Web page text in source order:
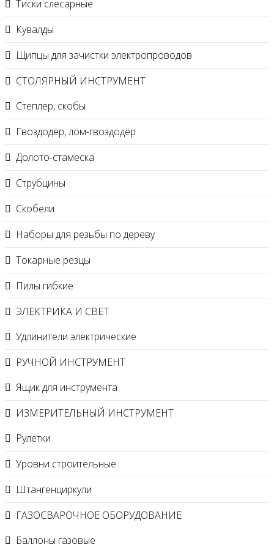
Тиски слесарные
Кувалды
Щипцы для зачистки электропроводов
СТОЛЯРНЫЙ ИНСТРУМЕНТ
Степлер, скобы
Гвоздодёр, лом-гвоздодёр
Долото-стамеска
Струбцины
Скобели
Наборы для резьбы по дереву
Токарные резцы
Пилы гибкие
ЭЛЕКТРИКА И СВЕТ
Удлинители электрические
РУЧНОЙ ИНСТРУМЕНТ
Ящик для инструмента
ИЗМЕРИТЕЛЬНЫЙ ИНСТРУМЕНТ
Рулетки
Уровни строительные
Штангенциркули
ГАЗОСВАРОЧНОЕ ОБОРУДОВАНИЕ
Баллоны газовые